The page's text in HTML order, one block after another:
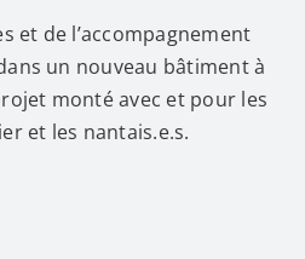
et de l’accompagnement
un nouveau bâtiment à
monté avec et pour les
et les nantais.e.s.